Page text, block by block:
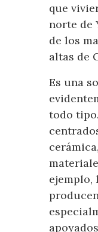
que
norte de
de los
altas de
Es una
todo
ejemplo,